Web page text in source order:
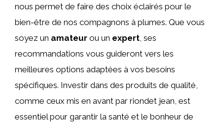
nous permet de faire des choix éclairés pour le
bien-être de nos compagnons à plumes. Que vous
soyez un amateur ou un expert , ses
recommandations vous guideront vers les
meilleures options adaptées à vos besoins
spécifiques. Investir dans des produits de qualité,
comme ceux mis en avant par riondet jean, est
essentiel pour garantir la santé et le bonheur de